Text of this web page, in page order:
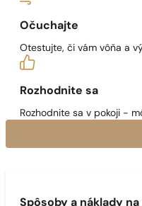
Očuchajte
Otestujte, či vám vôňa a
Rozhodnite sa
Rozhodnite sa v pokoji -
Spôsoby a náklady